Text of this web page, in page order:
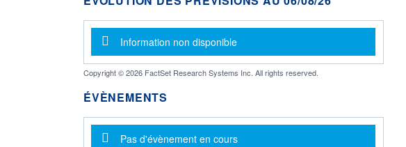
Message d'information
Information non disponible
Copyright © 2026 FactSet Research Systems Inc. All rights reserved.
ÉVÈNEMENTS
Message d'information
Pas d'évènement en cours